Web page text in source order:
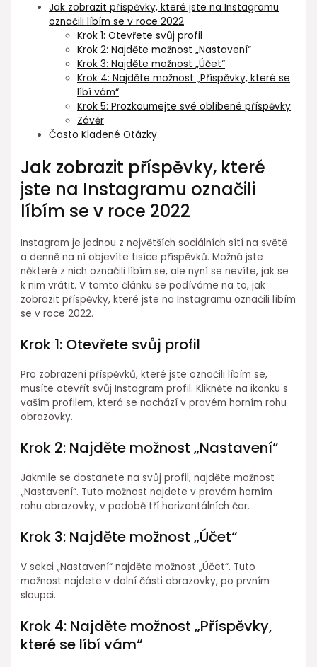
Jak zobrazit příspěvky, které jste na Instagramu
označili líbím se v roce 2022
Krok 1: Otevřete svůj profil
Krok 2: Najděte možnost „Nastavení“
Krok 3: Najděte možnost „Účet“
Krok 4: Najděte možnost „Příspěvky, které se
líbí vám“
Krok 5: Prozkoumejte své oblíbené příspěvky
Závěr
Často Kladené Otázky
Jak zobrazit příspěvky, které
jste na Instagramu označili
líbím se v roce 2022
Instagram je jednou z největších sociálních sítí na světě
a denně na ní objevíte tisíce příspěvků. Možná jste
některé z nich označili líbím se, ale nyní se nevíte, jak se
k nim vrátit. V tomto článku se podíváme na to, jak
zobrazit příspěvky, které jste na Instagramu označili líbím
se v roce 2022.
Krok 1: Otevřete svůj profil
Pro zobrazení příspěvků, které jste označili líbím se,
musíte otevřít svůj Instagram profil. Klikněte na ikonku s
vaším profilem, která se nachází v pravém horním rohu
obrazovky.
Krok 2: Najděte možnost „Nastavení“
Jakmile se dostanete na svůj profil, najděte možnost
„Nastavení“. Tuto možnost najdete v pravém horním
rohu obrazovky, v podobě tří horizontálních čar.
Krok 3: Najděte možnost „Účet“
V sekci „Nastavení“ najděte možnost „Účet“. Tuto
možnost najdete v dolní části obrazovky, po prvním
sloupci.
Krok 4: Najděte možnost „Příspěvky,
které se líbí vám“